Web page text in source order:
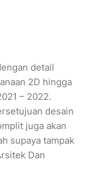
detail
2D hingga
– 2022.
desain
juga akan
supaya tampak
Dan